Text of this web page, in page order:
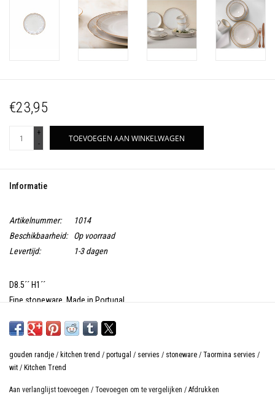
€23,95
+
-
TOEVOEGEN AAN WINKELWAGEN
Informatie
Artikelnummer:
1014
Beschikbaarheid:
Op voorraad
Levertijd:
1-3 dagen
D8.5´´ H1´´
Fine stoneware. Made in Portugal
Let op: Handwas aangeraden
gouden randje / kitchen trend / portugal / servies / stoneware / Taormina servies /
wit / Kitchen Trend
Aan verlanglijst toevoegen / Toevoegen om te vergelijken / Afdrukken